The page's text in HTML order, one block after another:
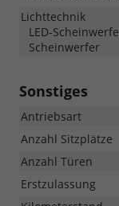
Lichttechnik
LED-
Scheinwerfer
Sonstiges
Antriebsart
Anzahl Sitzplätze
Anzahl Türen
Erstzulassung